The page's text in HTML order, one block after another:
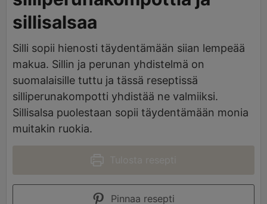
sillisalsaa
Silli sopii hienosti täydentämään siian lempeää
makua. Sillin ja perunan yhdistelmä on
suomalaisille tuttu ja tässä reseptissä
silliperunakompotti yhdistää ne valmiiksi.
Sillisalsa puolestaan sopii täydentämään monia
muitakin ruokia.
Pinnaa resepti